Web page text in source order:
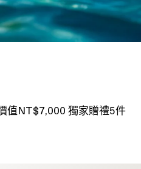
值NT$7,000 獨家贈禮5件